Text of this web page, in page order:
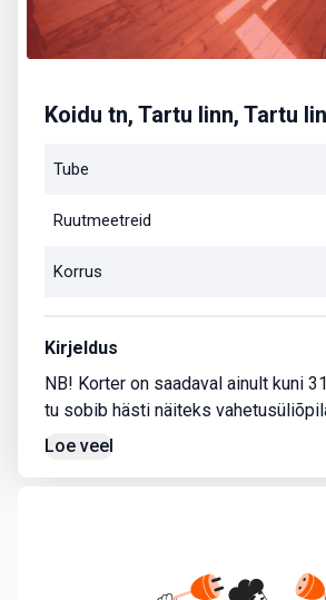
Koidu tn, Tartu linn, Tartu
Tube
Ruutmeetreid
Korrus
Kirjeldus
NB! Korter on saadaval ainult kuni
tu sobib hästi näiteks
dile või inimesele, kes vajab ajutist
atud, siis peame leidma mingi
Loe veel